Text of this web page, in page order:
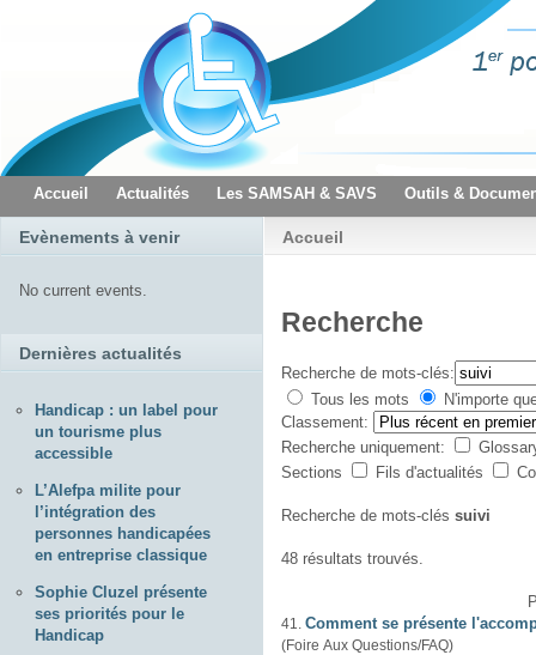
Accueil Actualités Les SAMSAH & SAVS Outils &
Accueil
Recherche
Recherche de mots-clés:
Tous les mots
N'importe
Classement:
Recherche uniquement:
Sections
Fils d'actualités
Recherche de mots-clés suivi
48 résultats trouvés.
41. Comment se présente
(Foire Aux Questions/FAQ)
Evènements à venir
No current events.
Dernières actualités
Handicap : un label pour
un tourisme plus
accessible
L’Alefpa milite pour
l’intégration des
personnes handicapées
en entreprise classique
Sophie Cluzel présente
ses priorités pour le
Handicap